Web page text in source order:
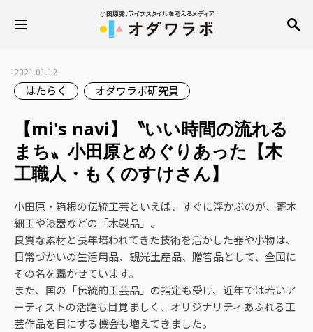
小田原発、ライフスタイルを考えるメディア
2021.01.12
はたらく オダワラボ研究員
【mi's navi】〝いい時間の流れる
まち〟小田原とめぐりあった【木
工職人・もくのすけさん】
小田原・箱根の伝統工芸といえば、すぐに浮かぶのが、寄木
細工や漆器などの「木製品」。
良質な素材と長年培われてきた技術を活かした器や小物は、
日常づかいの生活用品、観光土産品、贈答品として、全国に
その名を轟かせています。
また、国の「伝統的工芸品」の指定も受け、近年では若いア
ーティストの活躍も目覚ましく、オリジナリティあふれる工
芸作品を目にする機会も増えてきました。